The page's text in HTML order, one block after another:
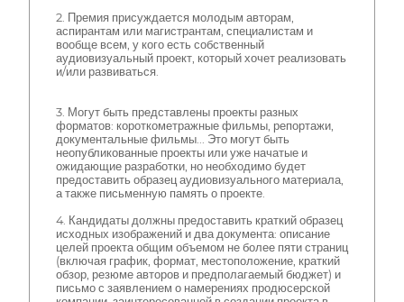
2. Премия присуждается молодым авторам,
аспирантам или магистрантам, специалистам и
вообще всем, у кого есть собственный
аудиовизуальный проект, который хочет реализовать
и/или развиваться.
3. Могут быть представлены проекты разных
форматов: короткометражные фильмы, репортажи,
документальные фильмы... Это могут быть
неопубликованные проекты или уже начатые и
ожидающие разработки, но необходимо будет
предоставить образец аудиовизуального материала,
а также письменную память о проекте.
4. Кандидаты должны предоставить краткий образец
исходных изображений и два документа: описание
целей проекта общим объемом не более пяти страниц
(включая график, формат, местоположение, краткий
обзор, резюме авторов и предполагаемый бюджет) и
письмо с заявлением о намерениях продюсерской